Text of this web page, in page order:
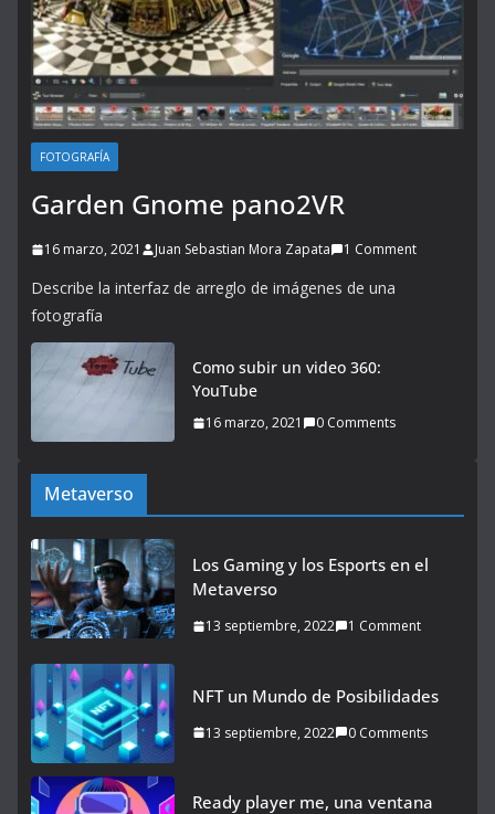
FOTOGRAFÍA
Garden Gnome pano2VR
16 marzo, 2021 Juan Sebastian Mora Zapata 1 Comment
Describe la interfaz de arreglo de imágenes de una
fotografía
Como subir un video 360:
YouTube
16 marzo, 2021 0 Comments
Metaverso
Los Gaming y los Esports en el
Metaverso
13 septiembre, 2022 1 Comment
NFT un Mundo de Posibilidades
13 septiembre, 2022 0 Comments
Ready player me, una ventana